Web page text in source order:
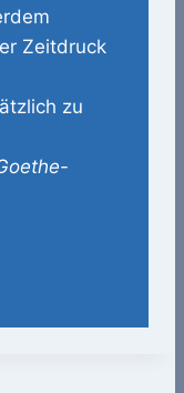
Zeitdruck
zu